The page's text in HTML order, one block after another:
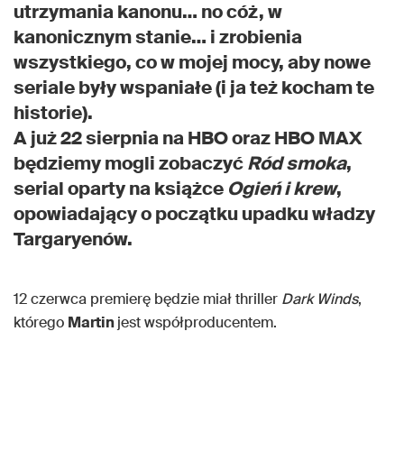
utrzymania kanonu… no cóż, w
kanonicznym stanie… i zrobienia
wszystkiego, co w mojej mocy, aby nowe
seriale były wspaniałe (i ja też kocham te
historie).
A już 22 sierpnia na HBO oraz HBO MAX
będziemy mogli zobaczyćRód smoka,
serial oparty na książce Ogień i krew,
opowiadający o początku upadku władzy
Targaryenów.
12 czerwca premierę będzie miał thriller Dark Winds,
którego Martinjest współproducentem.